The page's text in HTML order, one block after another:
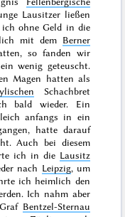
Lausitzer ließen
ohne Geld in die
mit dem Berner
so fanden wir
wenig geteuscht.
Magen hatten als
Schachbret
bald wieder. Ein
anfangs in ein
hatte darauf
Auch bei diesem
ich in die Lausitz
nach Leipzig, um
ich heimlich den
Ich nahm aber
Bentzel-Sternau